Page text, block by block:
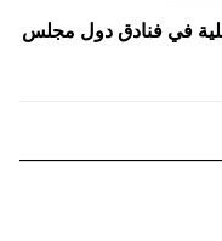
في فنادق دول مجلس